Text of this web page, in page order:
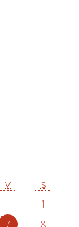
V S
1